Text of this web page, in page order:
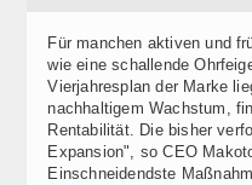
Für manchen aktiven und
wie eine schallende
Vierjahresplan der Marke
nachhaltigem Wachstum,
Rentabilität. Die bisher
Expansion", so CEO
Einschneidendste